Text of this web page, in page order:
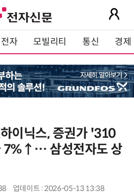
전자 모빌리티 통신 경제
이닉스, 증권가 '310
7%↑… 삼성전자도 상
업데이트 : 2026-05-13 13:38